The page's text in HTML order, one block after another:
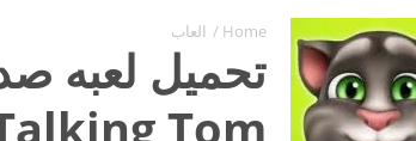
Home
/ العاب
تحميل لعبه